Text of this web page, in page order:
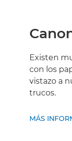
Existen
con los
vistazo a
trucos.
MÁS